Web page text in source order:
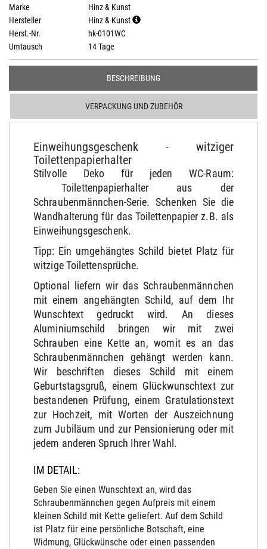
Marke
Hinz & Kunst
Hersteller
Hinz & Kunst
Herst.-Nr.
hk-0101WC
Umtausch
14 Tage
BESCHREIBUNG
VERPACKUNG UND ZUBEHÖR
Einweihungsgeschenk - witziger
Toilettenpapierhalter
Stilvolle Deko für jeden WC-Raum:
Toilettenpapierhalter aus der
Schraubenmännchen-Serie. Schenken Sie die
Wandhalterung für das Toilettenpapier z.B. als
Einweihungsgeschenk.
Tipp: Ein umgehängtes Schild bietet Platz für
witzige Toilettensprüche.
Optional liefern wir das Schraubenmännchen
mit einem angehängten Schild, auf dem Ihr
Wunschtext gedruckt wird. An dieses
Aluminiumschild bringen wir mit zwei
Schrauben eine Kette an, womit es an das
Schraubenmännchen gehängt werden kann.
Wir beschriften dieses Schild mit einem
Geburtstagsgruß, einem Glückwunschtext zur
bestandenen Prüfung, einem Gratulationstext
zur Hochzeit, mit Worten der Auszeichnung
zum Jubiläum und zur Pensionierung oder mit
jedem anderen Spruch Ihrer Wahl.
IM DETAIL:
Geben Sie einen Wunschtext an, wird das
Schraubenmännchen gegen Aufpreis mit einem
kleinen Schild mit Kette geliefert. Auf dem Schild
ist Platz für eine persönliche Botschaft, eine
Widmung, Glückwünsche oder einen passenden